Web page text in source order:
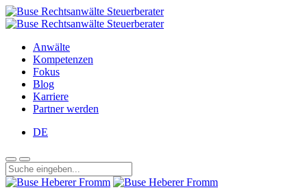
Anwälte
Kompetenzen
Fokus
Blog
Karriere
Partner werden
DE